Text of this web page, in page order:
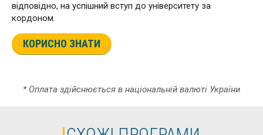
відповідно, на успішний вступ до університету за
кордоном.
КОРИСНО ЗНАТИ
* Оплата здійснюється в національній валюті України